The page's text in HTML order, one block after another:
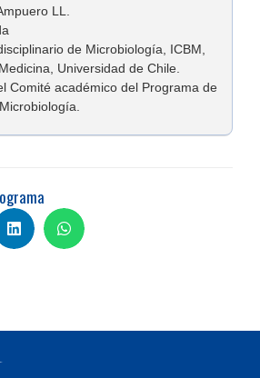
LL.
de Microbiología, ICBM,
Universidad de Chile.
Comité académico del Programa de